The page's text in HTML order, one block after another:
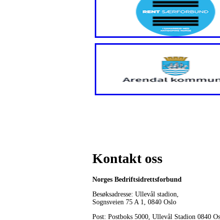
Kontakt oss
Norges Bedriftsidrettsforbund
Besøksadresse: Ullevål stadion,
Sognsveien 75 A 1, 0840 Oslo
Post: Postboks 5000, Ullevål Stadion 0840